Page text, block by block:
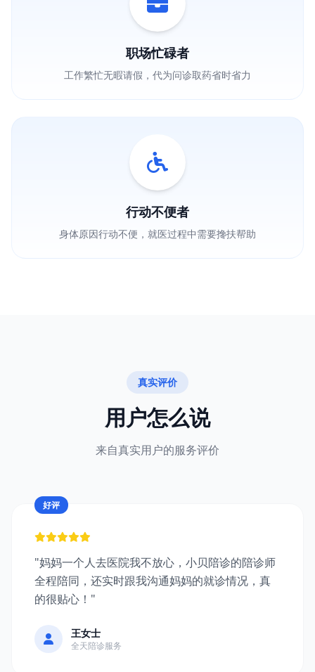
职场忙碌者
工作繁忙无暇请假，代为问诊取药省时省力
行动不便者
身体原因行动不便，就医过程中需要搀扶帮助
真实评价
用户怎么说
来自真实用户的服务评价
好评
"妈妈一个人去医院我不放心，小贝陪诊的陪诊师
全程陪同，还实时跟我沟通妈妈的就诊情况，真
的很贴心！"
王女士
全天陪诊服务